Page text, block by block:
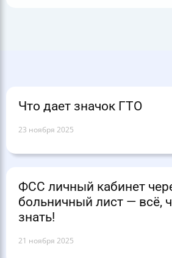
Что дает значок ГТО
23 ноября 2025
ФСС личный кабинет
больничный лист — всё,
знать!
21 ноября 2025